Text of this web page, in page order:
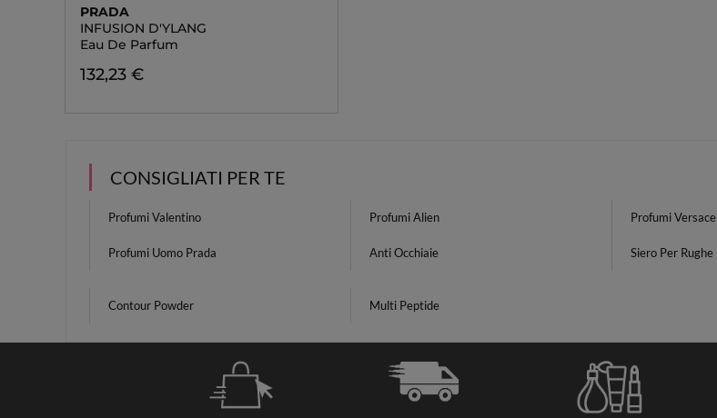
PRADA
INFUSION D'YLANG
Eau De Parfum
132,23 €
CONSIGLIATI PER TE
Profumi Valentino Profumi Alien Profumi Versace
Profumi Uomo Prada Anti Occhiaie Siero Per Rughe
Contour Powder Multi Peptide